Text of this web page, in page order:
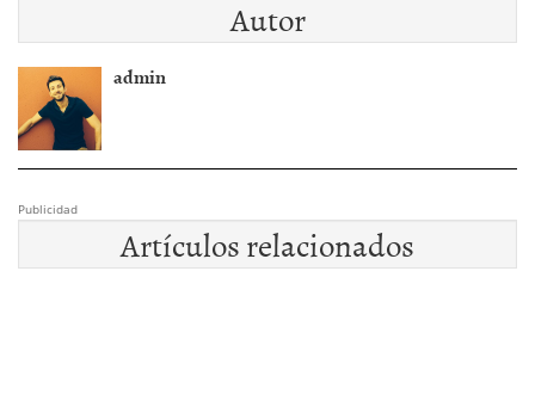
Autor
admin
Publicidad
Artículos relacionados